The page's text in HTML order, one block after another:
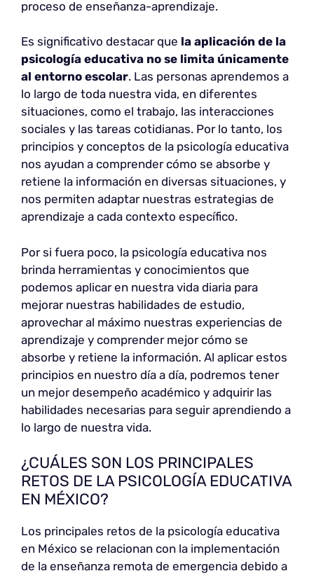
proceso de enseñanza-aprendizaje.
Es significativo destacar que la aplicación de la
psicología educativa no se limita únicamente
al entorno escolar. Las personas aprendemos a
lo largo de toda nuestra vida, en diferentes
situaciones, como el trabajo, las interacciones
sociales y las tareas cotidianas. Por lo tanto, los
principios y conceptos de la psicología educativa
nos ayudan a comprender cómo se absorbe y
retiene la información en diversas situaciones, y
nos permiten adaptar nuestras estrategias de
aprendizaje a cada contexto específico.
Por si fuera poco, la psicología educativa nos
brinda herramientas y conocimientos que
podemos aplicar en nuestra vida diaria para
mejorar nuestras habilidades de estudio,
aprovechar al máximo nuestras experiencias de
aprendizaje y comprender mejor cómo se
absorbe y retiene la información. Al aplicar estos
principios en nuestro día a día, podremos tener
un mejor desempeño académico y adquirir las
habilidades necesarias para seguir aprendiendo a
lo largo de nuestra vida.
¿CUÁLES SON LOS PRINCIPALES
RETOS DE LA PSICOLOGÍA EDUCATIVA
EN MÉXICO?
Los principales retos de la psicología educativa
en México se relacionan con la implementación
de la enseñanza remota de emergencia debido a